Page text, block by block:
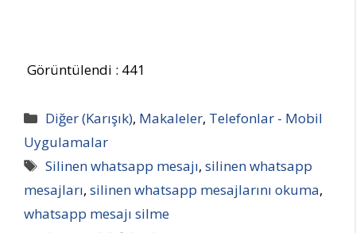
Görüntülendi : 441
Kategoriler
Diğer (Karışık), Makaleler, Telefonlar - Mobil
Uygulamalar
Etiketler
Silinen whatsapp mesajı,silinen whatsapp
mesajları, silinen whatsapp mesajlarını okuma,
whatsapp mesajı silme